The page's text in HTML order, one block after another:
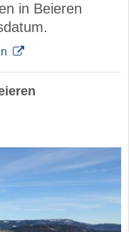
in Beieren